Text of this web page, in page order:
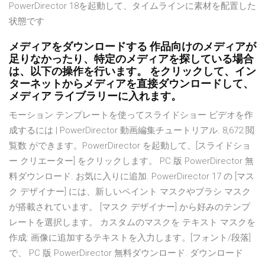
PowerDirector 18を起動して、タイムラインに素材を配置した
状態です
メディアをダウンロードする 作品向けのメディアが
足りなかったり、特定のメディアを探している場合
は、以下の操作を行います。 をクリックして、イン
ターネットからメディアを直接ダウンロードして、
メディア ライブラリーに入れます。
モーション テンプレートを使ってスライドショー ビデオを作
成するには | PowerDirector 動画編集チュートリアル. 8,672 閲
覧数 ができます。PowerDirector を起動して、[スライドショ
ー クリエーター] をクリックします。 PC 版 PowerDirector 無
料ダウンロード. お気に入りに追加. PowerDirector 17 の [マス
ク デザイナー] には、新しいペイント マスクやブラシ マスク
が搭載されています。 [マスク デザイナー] から好みのテンプ
レートを選択します。 カスタムのマスクを テキスト マスクを
作成: 画像に追加するテキストを入力します。[フォント/段落]
で、 PC 版 PowerDirector 無料ダウンロード. ダウンロード